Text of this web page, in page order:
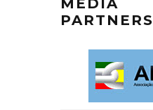
MEDIA
PARTNERS